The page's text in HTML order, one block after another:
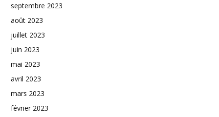
septembre 2023
août 2023
juillet 2023
juin 2023
mai 2023
avril 2023
mars 2023
février 2023